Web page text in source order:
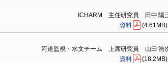
ICHARM 主任研究員 田中 陽
資料
(4.61MB)
河道監視・水文チーム 上席研究員 山田 浩
資料
(18.2MB)